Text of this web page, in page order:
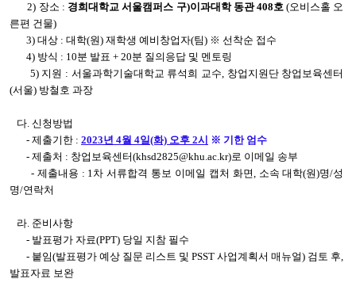
2) 장소 : 경희대학교 서울캠퍼스 구)이과대학 동관 408호 (오비스홀 오
른편 건물)
3) 대상 : 대학(원) 재학생 예비창업자(팀) ※ 선착순 접수
4) 방식 : 10분 발표 + 20분 질의응답 및 멘토링
5) 지원 : 서울과학기술대학교 류석희 교수, 창업지원단 창업보육센터
(서울) 방철호 과장
다. 신청방법
- 제출기한 : 2023년 4월 4일(화) 오후 2시 ※ 기한 엄수
- 제출처 : 창업보육센터(khsd2825@khu.ac.kr)로 이메일 송부
- 제출내용 : 1차 서류합격 통보 이메일 캡처 화면, 소속 대학(원)명/성
명/연락처
라. 준비사항
- 발표평가 자료(PPT) 당일 지참 필수
- 붙임(발표평가 예상 질문 리스트 및 PSST 사업계획서 매뉴얼) 검토 후,
발표자료 보완